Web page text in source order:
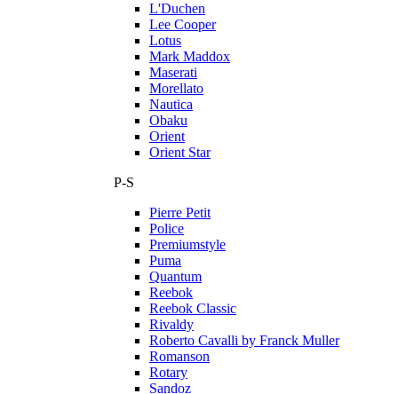
L'Duchen
Lee Cooper
Lotus
Mark Maddox
Maserati
Morellato
Nautica
Obaku
Orient
Orient Star
P-S
Pierre Petit
Police
Premiumstyle
Puma
Quantum
Reebok
Reebok Classic
Rivaldy
Roberto Cavalli by Franck Muller
Romanson
Rotary
Sandoz